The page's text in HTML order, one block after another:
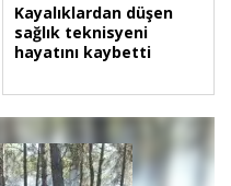
Kayalıklardan düşen
sağlık teknisyeni
hayatını kaybetti